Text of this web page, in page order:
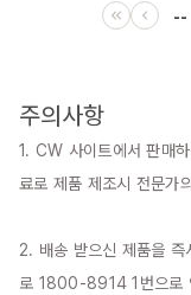
--
주의사항
1. CW 사이트에서 판매
료로 제품 제조시 전문가
2. 배송 받으신 제품을 즉
로 1800-8914 1번으로